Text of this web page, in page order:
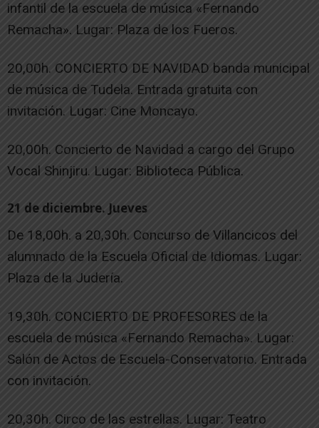
infantil de la escuela de música «Fernando
Remacha». Lugar: Plaza de los Fueros.
20,00h. CONCIERTO DE NAVIDAD banda municipal
de música de Tudela. Entrada gratuita con
invitación. Lugar: Cine Moncayo.
20,00h. Concierto de Navidad a cargo del Grupo
Vocal Shinjiru. Lugar: Biblioteca Pública.
21 de diciembre. Jueves
De 18,00h. a 20,30h. Concurso de Villancicos del
alumnado de la Escuela Oficial de Idiomas. Lugar:
Plaza de la Judería.
19,30h. CONCIERTO DE PROFESORES de la
escuela de música «Fernando Remacha». Lugar:
Salón de Actos de Escuela-Conservatorio. Entrada
con invitación.
20,30h. Circo de las estrellas. Lugar: Teatro